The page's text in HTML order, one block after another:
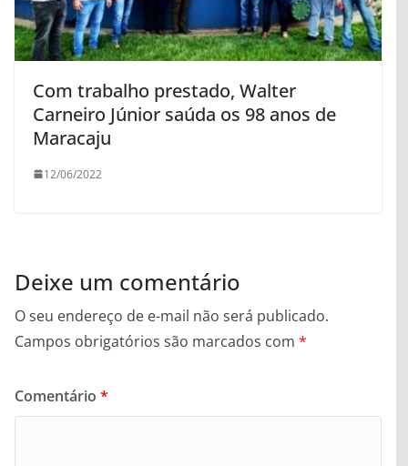
Com trabalho prestado, Walter
Carneiro Júnior saúda os 98 anos de
Maracaju
12/06/2022
Deixe um comentário
O seu endereço de e-mail não será publicado.
Campos obrigatórios são marcados com *
Comentário *